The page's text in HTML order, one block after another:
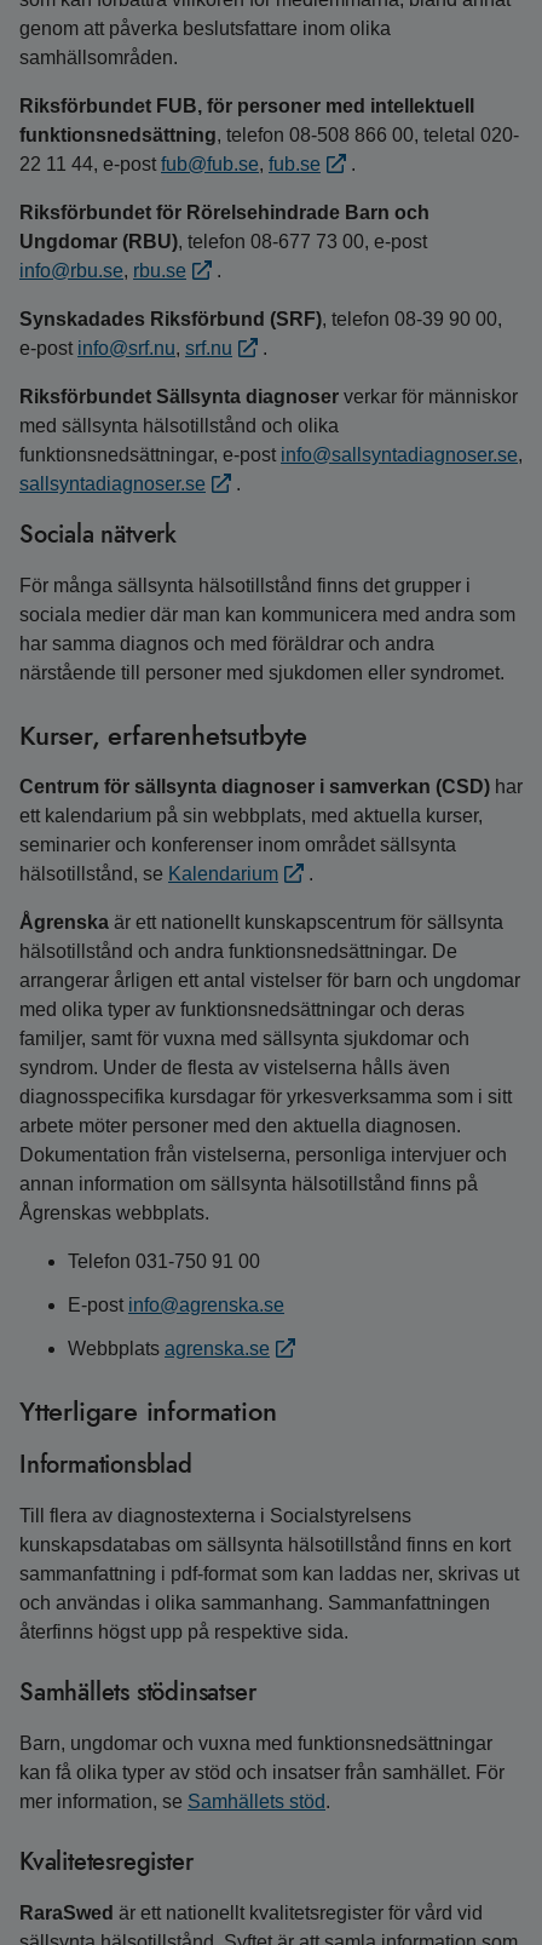
genom att påverka beslutsfattare inom olika
samhällsområden.
Riksförbundet FUB, för personer med intellektuell
funktionsnedsättning, telefon 08-508 866 00, teletal 020-
22 11 44, e‑post fub@fub.se, fub.se .
Riksförbundet för Rörelsehindrade Barn och
Ungdomar (RBU), telefon 08‑677 73 00, e‑post
info@rbu.se, rbu.se .
Synskadades Riksförbund (SRF), telefon 08-39 90 00,
e-post info@srf.nu, srf.nu .
Riksförbundet Sällsynta diagnoser verkar för människor
med sällsynta hälsotillstånd och olika
funktionsnedsättningar, e‑post info@sallsyntadiagnoser.se,
sallsyntadiagnoser.se
.
Sociala nätverk
För många sällsynta hälsotillstånd finns det grupper i
sociala medier där man kan kommunicera med andra som
har samma diagnos och med föräldrar och andra
närstående till personer med sjukdomen eller syndromet.
Kurser, erfarenhetsutbyte
Centrum för sällsynta diagnoser i samverkan (CSD) har
ett kalendarium på sin webbplats, med aktuella kurser,
seminarier och konferenser inom området sällsynta
hälsotillstånd, se Kalendarium .
Ågrenska är ett nationellt kunskapscentrum för sällsynta
hälsotillstånd och andra funktionsnedsättningar. De
arrangerar årligen ett antal vistelser för barn och ungdomar
med olika typer av funktionsnedsättningar och deras
familjer, samt för vuxna med sällsynta sjukdomar och
syndrom. Under de flesta av vistelserna hålls även
diagnosspecifika kursdagar för yrkesverksamma som i sitt
arbete möter personer med den aktuella diagnosen.
Dokumentation från vistelserna, personliga intervjuer och
annan information om sällsynta hälsotillstånd finns på
Ågrenskas webbplats.
Telefon 031-750 91 00
E-post info@agrenska.se
Webbplats agrenska.se
Ytterligare information
Informationsblad
Till flera av diagnostexterna i Socialstyrelsens
kunskapsdatabas om sällsynta hälsotillstånd finns en kort
sammanfattning i pdf-format som kan laddas ner, skrivas ut
och användas i olika sammanhang. Sammanfattningen
återfinns högst upp på respektive sida.
Samhällets stödinsatser
Barn, ungdomar och vuxna med funktions­ned­sättningar
kan få olika typer av stöd och insatser från samhället. För
mer information, se Samhällets stöd.
Kvalitetesregister
RaraSwed är ett nationellt kvalitetsregister för vård vid